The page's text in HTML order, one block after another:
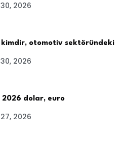
2026
kimdir, otomotiv sektöründeki
2026
2026 dolar, euro
2026